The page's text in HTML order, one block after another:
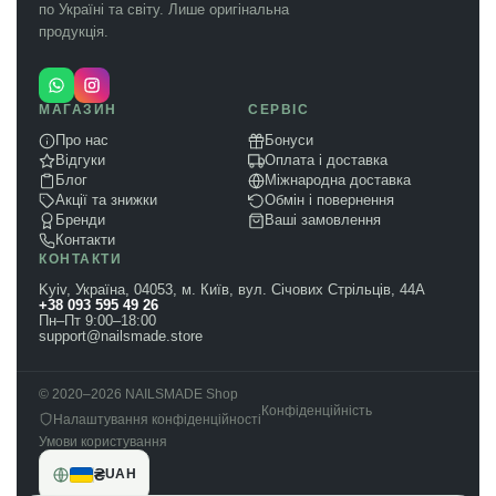
по Україні та світу. Лише оригінальна
продукція.
МАГАЗИН
Про нас
Відгуки
Блог
Акції та знижки
Бренди
Контакти
СЕРВІС
Бонуси
Оплата і доставка
Міжнародна доставка
Обмін і повернення
Ваші замовлення
КОНТАКТИ
Kyiv, Україна, 04053, м. Київ, вул. Січових Стрільців, 44А
+38 093 595 49 26
Пн–Пт 9:00–18:00
support@nailsmade.store
© 2020–2026 NAILSMADE Shop
Налаштування конфіденційності
Конфіденційність
Умови користування
₴UAH